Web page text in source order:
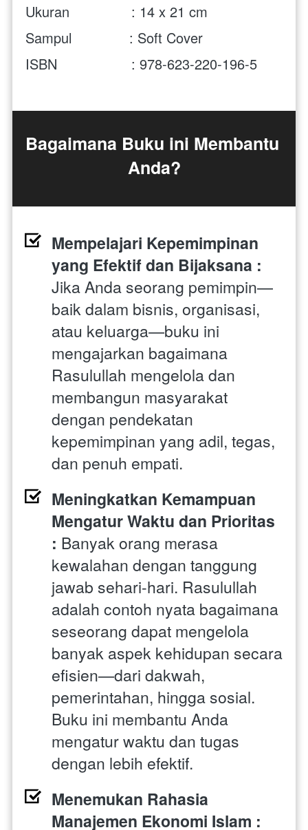
Ukuran               : 14 x 21 cm
Sampul              : Soft Cover
ISBN                  : 978-623-220-196-5
Bagaimana Buku ini Membantu
Anda?
Mempelajari Kepemimpinan
Jika Anda seorang pemimpin—
baik dalam bisnis, organisasi,
atau keluarga—buku ini
mengajarkan bagaimana
Rasulullah mengelola dan
membangun masyarakat
dengan pendekatan
kepemimpinan yang adil, tegas,
dan penuh empati.
Meningkatkan Kemampuan
Mengatur Waktu dan Prioritas
: Banyak orang merasa
kewalahan dengan tanggung
jawab sehari-hari. Rasulullah
adalah contoh nyata bagaimana
seseorang dapat mengelola
banyak aspek kehidupan secara
efisien—dari dakwah,
pemerintahan, hingga sosial.
Buku ini membantu Anda
mengatur waktu dan tugas
dengan lebih efektif.
Menemukan Rahasia